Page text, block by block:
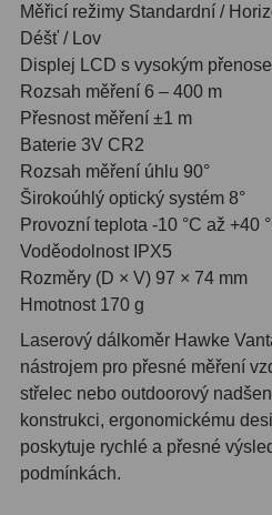
AstroFoto306
Planetární kamery19
Deep-Sky kamery 28
Guiding kamery14
T-kroužky 16
Adaptéry projekční
Adaptéry T239
Adaptéry M4833
Filtry L-RGB7
Filtry IR-Pass6
Měřicí režimy Standardní /
Déšť / Lov
Displej LCD s vysokým
Rozsah měření 6 – 400 m
Přesnost měření ±1 m
Baterie 3V CR2
Rozsah měření úhlu 90°
Širokoúhlý optický systém 8°
Provozní teplota -10 °C až +40
Voděodolnost IPX5
Rozměry (D × V) 97 × 74 mm
Hmotnost 170 g
Laserový dálkoměr Hawke
nástrojem pro přesné měření
střelec nebo outdoorový
konstrukci, ergonomickému
poskytuje rychlé a přesné
podmínkách.